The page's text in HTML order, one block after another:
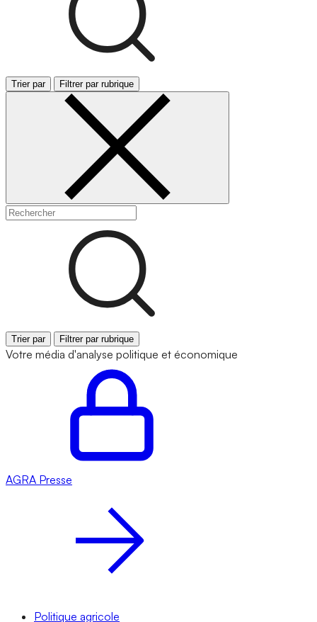
Trier par Filtrer par rubrique
Trier par Filtrer par rubrique
Votre média d'analyse politique et économique
AGRA Presse
Politique agricole